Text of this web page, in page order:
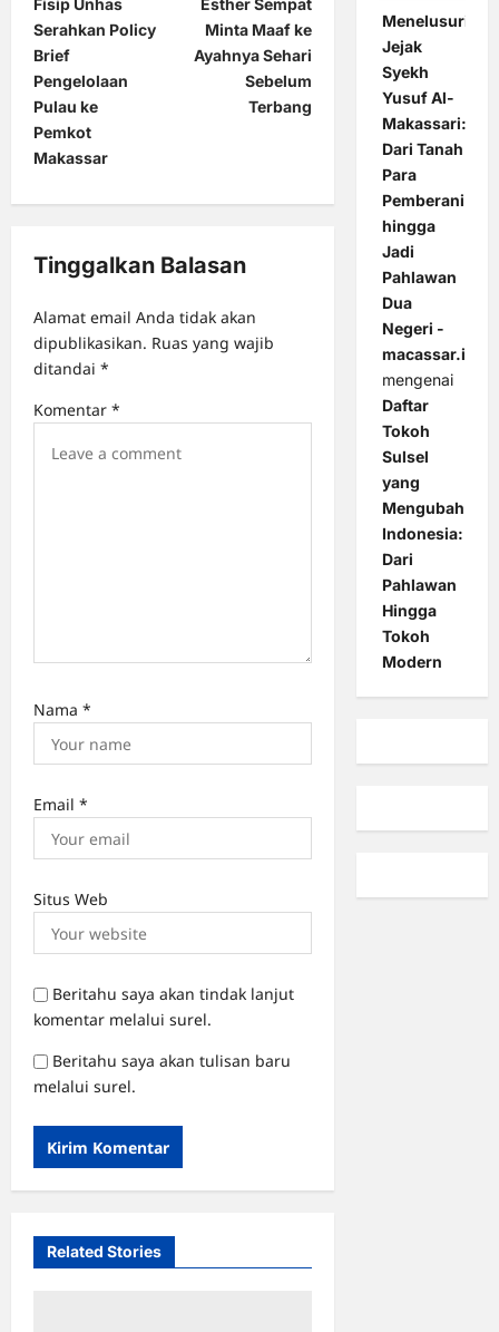
o
s
t
n
a
g
t
i
n
Fisip Unhas
Serahkan Policy
Brief
Pengelolaan
Pulau ke
Pemkot
Makassar
Esther Sempat
Minta Maaf ke
Ayahnya Sehari
Sebelum
Terbang
Tinggalkan Balasan
Alamat email Anda tidak akan
dipublikasikan. Ruas yang wajib
ditandai *
Komentar *
Nama *
Email *
Situs Web
Beritahu saya akan tindak lanjut
komentar melalui surel.
Beritahu saya akan tulisan baru
melalui surel.
Related Stories
Menelusuri
Jejak
Syekh
Yusuf Al-
Makassari:
Dari Tanah
Para
Pemberani
hingga
Jadi
Pahlawan
Dua
Negeri -
macassar.id
mengenai
Daftar
Tokoh
Sulsel
yang
Mengubah
Indonesia:
Dari
Pahlawan
Hingga
Tokoh
Modern